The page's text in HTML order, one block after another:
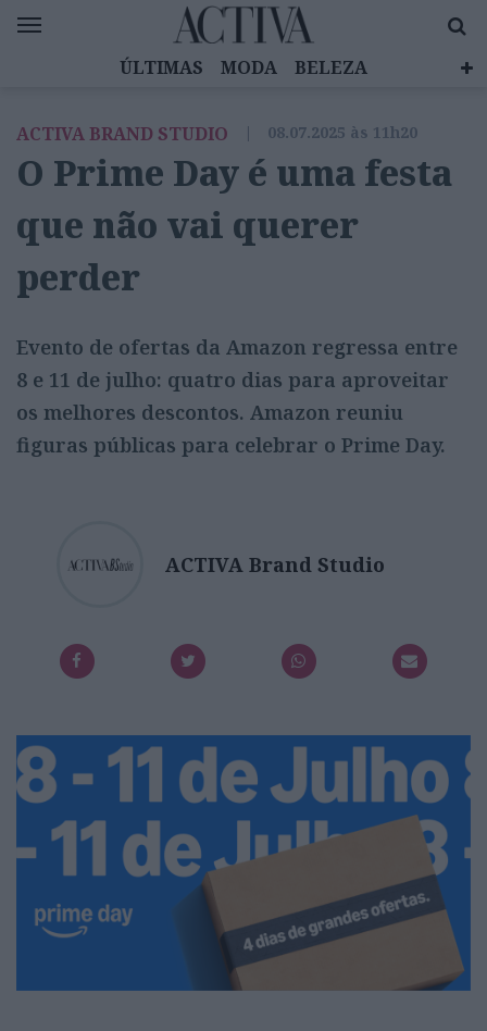
ÚLTIMAS MODA
BELEZA
EMOÇÕES
MULHERES INSPIRADORAS
DIZ QUEM SABE
ACTIVA BRAND STUDIO
ACTIVA BRAND STUDIO | 08.07.2025 às 11h20
O Prime Day é uma festa
que não vai querer
perder
Evento de ofertas da Amazon regressa entre
8 e 11 de julho: quatro dias para aproveitar
os melhores descontos. Amazon reuniu
figuras públicas para celebrar o Prime Day.
ACTIVA Brand Studio